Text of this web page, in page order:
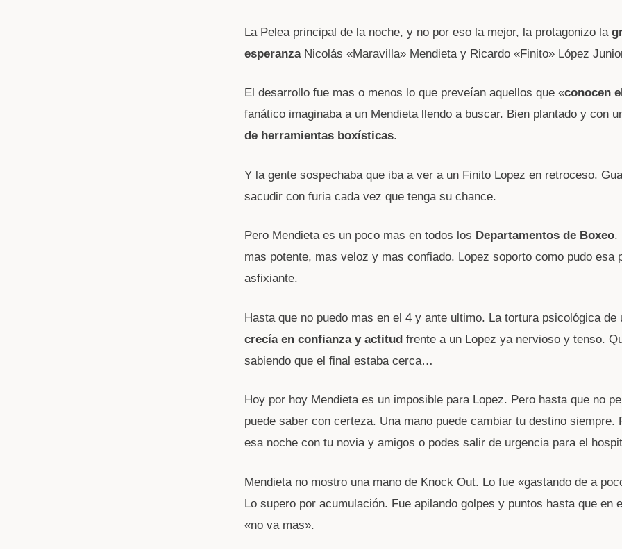
La Pelea principal de la noche, y no por eso la mejor, la protagonizo la
esperanzaNicolás «Maravilla» Mendieta y Ricardo «Finito» López
El desarrollo fue mas o menos lo que preveían aquellos que «conocen
fanático imaginaba a un Mendieta llendo a buscar. Bien plantado y con
de herramientas boxísticas.
Y la gente sospechaba que iba a ver a un Finito Lopez en retroceso.
sacudir con furia cada vez que tenga su chance.
Pero Mendieta es un poco mas en todos los Departamentos de Boxeo.
mas potente, mas veloz y mas confiado. Lopez soporto como pudo esa
asfixiante.
Hasta que no puedo mas en el 4 y ante ultimo. La tortura psicológica de
crecía en confianza y actitud frente a un Lopez ya nervioso y tenso.
sabiendo que el final estaba cerca…
Hoy por hoy Mendieta es un imposible para Lopez. Pero hasta que no
puede saber con certeza. Una mano puede cambiar tu destino siempre.
esa noche con tu novia y amigos o podes salir de urgencia para el
Mendieta no mostro una mano de Knock Out. Lo fue «gastando de a
Lo supero por acumulación. Fue apilando golpes y puntos hasta que en
«no va mas».